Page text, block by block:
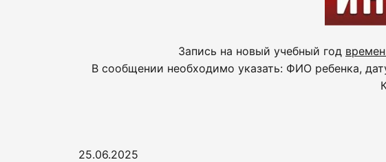
Запись на новый учебный год
В сообщении необходимо указать: ФИО ребенка,
25.06.2025